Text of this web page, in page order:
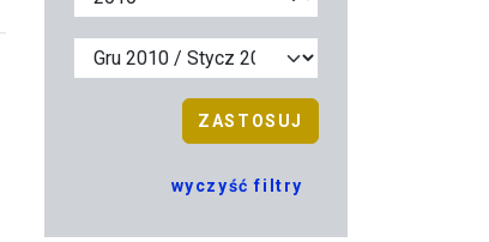
ZASTOSUJ
wyczyść filtry